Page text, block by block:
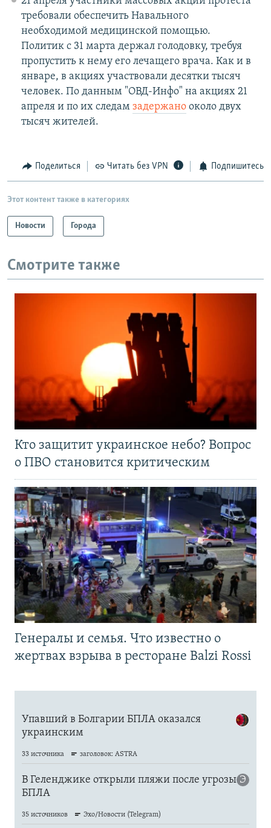
требовали обеспечить Навального
необходимой медицинской помощью.
Политик с 31 марта держал голодовку, требуя
пропустить к нему его лечащего врача. Как и в
январе, в акциях участвовали десятки тысяч
человек. По данным "ОВД-Инфо" на акциях 21
апреля и по их следам задержанооколо двух
тысяч жителей.
Поделиться Читать без VPN Подпишитесь
Этот контент также в категориях
Новости Города
Смотрите также
Кто защитит украинское небо? Вопрос
о ПВО становится критическим
Генералы и семья. Что известно о
жертвах взрыва в ресторане Balzi Rossi